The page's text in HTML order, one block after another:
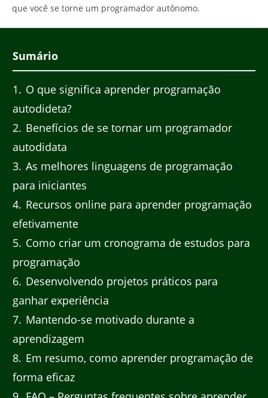
que você se torne um programador autônomo.
Sumário
1
O que significa aprender programação
autodideta?
2 Benefícios de se tornar um programador
autodidata
3 As melhores linguagens de programação
para iniciantes
4 Recursos online para aprender programação
efetivamente
5 Como criar um cronograma de estudos para
programação
6 Desenvolvendo projetos práticos para
ganhar experiência
7 Mantendo-se motivado durante a
aprendizagem
8 Em resumo, como aprender programação de
forma eficaz